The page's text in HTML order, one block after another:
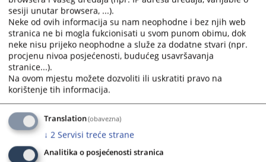
IZMJENE I DOPUNE PLANA JN 3
217 PREGLEDA
sesiji unutar browsera, ...).
Neke od ovih informacija su nam neophodne i bez njih web
stranica ne bi mogla fukcionisati u svom punom obimu, dok
neke nisu prijeko neophodne a služe za dodatne stvari (npr.
procjenu nivoa posjećenosti, budućeg usavršavanja
stranice...).
Na ovom mjestu možete dozvoliti ili uskratiti pravo na
korištenje tih informacija.
Translation(obavezna)
↓ 2 Servisi treće strane
Analitika o posjećenosti stranica